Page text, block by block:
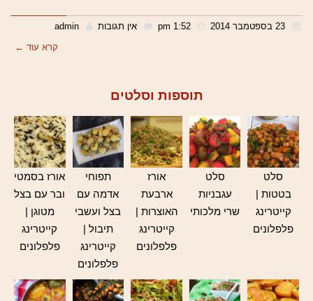
אין תגובות
admin
קרא עוד ←
תוספות וסלטים
סלט
בטטות |
קייטרינג
פלפלונים
סלט
עגבניות
שרי מלכותי
אורז
ארבעת
האוצרות |
קייטרינג
פלפלונים
תפוחי
אדמה עם
בצל ועשבי
תיבול |
קייטרינג
פלפלונים
אורז בסמטי
ובר עם בצל
מטוגן |
קייטרינג
פלפלונים